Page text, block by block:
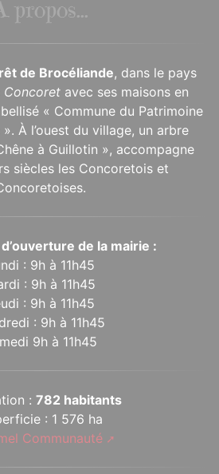
propos...
de Brocéliande, dans le pays
Concoret avec ses maisons en
« Commune du Patrimoine
À l’ouest du village, un arbre
à Guillotin », accompagne
siècles les Concoretois et
de la mairie :
: 9h à 11h45
: 9h à 11h45
: 9h à 11h45
: 9h à 11h45
9h à 11h45
: 782 habitants
: 1 576 ha
Communauté